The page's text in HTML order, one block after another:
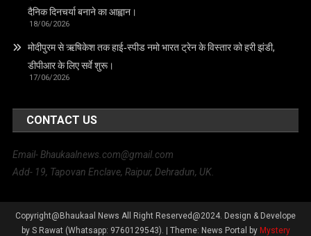
दैनिक दिनचर्या बनाने का आह्वान।
18/06/2026
मोदीपुरम से ऋषिकेश तक हाई‑स्पीड नमो भारत ट्रेन के विस्तार को हरी झंडी,
डीपीआर के लिए सर्वे शुरू।
17/06/2026
CONTACT US
Email- Bhaukaalnews.com@gmail.com
Add- 19, Tapovan Enclave, Raipur, Dehradun, UK.
Copyright@Bhaukaal News All Right Reserved@2024. Design & Develope
by S Rawat (Whatsapp: 9760129543). | Theme: News Portal by Mystery